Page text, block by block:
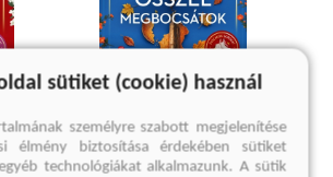
ŐSSZEL MEGBOCSÁTOK
sütiket (cookie) használ
személyre szabott megjelenítése
élmény biztosítása érdekében sütiket
technológiákat alkalmazunk. A sütik